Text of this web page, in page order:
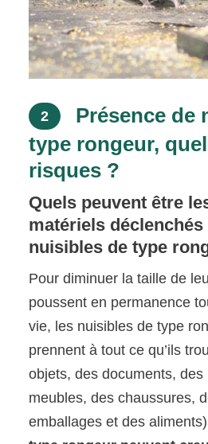
2
Présence de
type rongeur,
risques ?
Quels peuvent être
matériels déclenchés
nuisibles de type
Pour diminuer la taille de
poussent en permanence
vie, les nuisibles de type
prennent à tout ce qu’ils
objets, des documents, des
meubles, des chaussures,
emballages et des